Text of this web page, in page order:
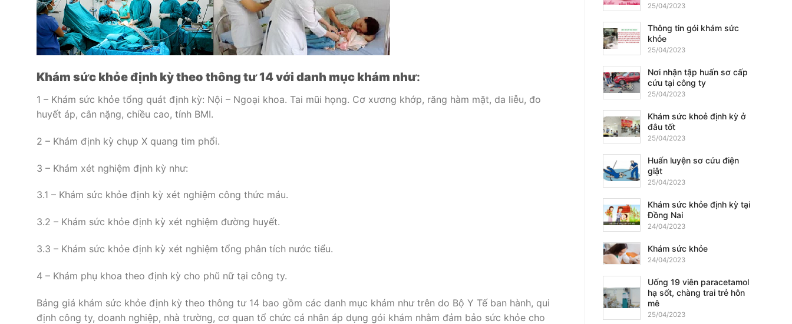
Khám sức khỏe định kỳ theo thông tư 14 với danh mục khám như:
1 – Khám sức khỏe tổng quát định kỳ: Nội – Ngoại khoa. Tai mũi họng. Cơ xương khớp, răng hàm mặt, da liễu, đo
huyết áp, cân nặng, chiều cao, tính BMI.
2 – Khám định kỳ chụp X quang tim phổi.
3 – Khám xét nghiệm định kỳ như:
3.1 – Khám sức khỏe định kỳ xét nghiệm công thức máu.
3.2 – Khám sức khỏe định kỳ xét nghiệm đường huyết.
3.3 – Khám sức khỏe định kỳ xét nghiệm tổng phân tích nước tiểu.
4 – Khám phụ khoa theo định kỳ cho phũ nữ tại công ty.
Bảng giá khám sức khỏe định kỳ theo thông tư 14 bao gồm các danh mục khám như trên do Bộ Y Tế ban hành, qui
định công ty, doanh nghiệp, nhà trường, cơ quan tổ chức cá nhân áp dụng gói khám nhằm đảm bảo sức khỏe cho
25/04/2023
Thông tin gói khám sức
khỏe
25/04/2023
Nơi nhận tập huấn sơ cấp
cứu tại công ty
25/04/2023
Khám sức khoẻ định kỳ ở
đâu tốt
25/04/2023
Huấn luyện sơ cứu điện
giật
25/04/2023
Khám sức khỏe định kỳ tại
Đồng Nai
24/04/2023
Khám sức khỏe
24/04/2023
Uống 19 viên paracetamol
hạ sốt, chàng trai trẻ hôn
mê
25/04/2023